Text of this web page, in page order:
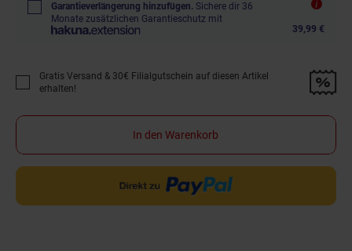
Garantieverlängerung hinzufügen. Sichere dir 36
Monate zusätzlichen Garantieschutz mit
39,99 €
Promotion "Gratis Versand &amp; 30€ Filialgutschein auf diesen Artikel
Gratis Versand & 30€ Filialgutschein auf diesen Artikel
erhalten!
In den Warenkorb